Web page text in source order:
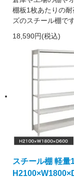
棚板1枚あたりの
ズのスチール棚で
18,590円(税込)
スチール棚 軽